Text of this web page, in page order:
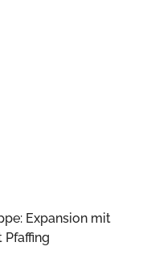
Expansion mit
Pfaffing